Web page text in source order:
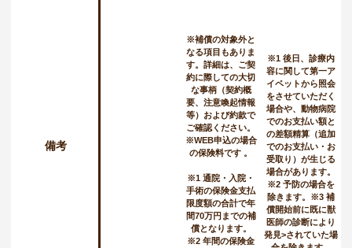
備考
※補償の対象外と
なる項目もありま
す。詳細は、ご契
約に際しての大切
な事柄（契約概
要、注意喚起情報
等）および約款で
ご確認ください。
※WEB申込の場合
の保険料です 。
※1 通院・入院・
手術の保険金支払
限度額の合計で年
間70万円までの補
償となります。
※2 年間の保険金
※1 後日、診療内
容に関して第一ア
イペットから照会
をさせていただく
場合や、動物病院
でのお支払い額と
の差額精算（追加
でのお支払い・お
受取り）が生じる
場合があります。
※2 予防の場合を
除きます。※3 補
償開始前に既に獣
医師の診断により
発見>されていた場